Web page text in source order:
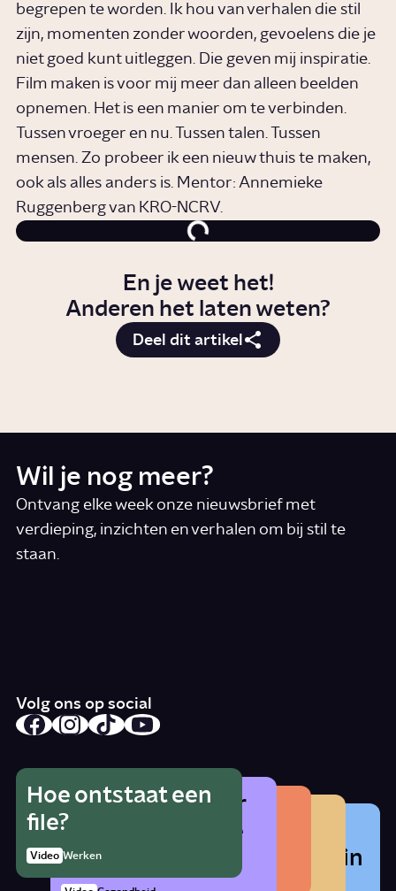
begrepen te worden. Ik hou van verhalen die stil
zijn, momenten zonder woorden, gevoelens die je
niet goed kunt uitleggen. Die geven mij inspiratie.
Film maken is voor mij meer dan alleen beelden
opnemen. Het is een manier om te verbinden.
Tussen vroeger en nu. Tussen talen. Tussen
mensen. Zo probeer ik een nieuw thuis te maken,
ook als alles anders is. Mentor: Annemieke
Ruggenberg van KRO-NCRV.
En je weet het!
Anderen het laten weten?
Deel dit artikel
Wil je nog meer?
Ontvang elke week onze nieuwsbrief met
verdieping, inzichten en verhalen om bij stil te
staan.
Volg ons op social
Hoe ontstaat een
file?
Video Werken
Wat is het gevaar
van alcohol als je
zwanger bent?
radicalisering?Waarom zat er
vroeger cocaïne in
cola?